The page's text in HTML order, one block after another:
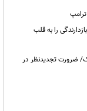
را به قلب
ضرورت تجدیدنظر در